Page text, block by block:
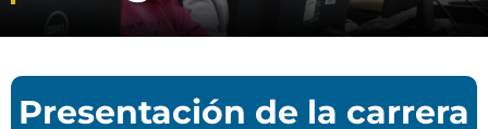
Presentación de la carrera